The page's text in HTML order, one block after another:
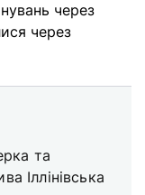
через
через
та
Іллінівська